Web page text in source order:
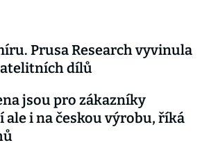
Prusa Research vyvinula
dílů
jsou pro zákazníky
i na českou výrobu, říká